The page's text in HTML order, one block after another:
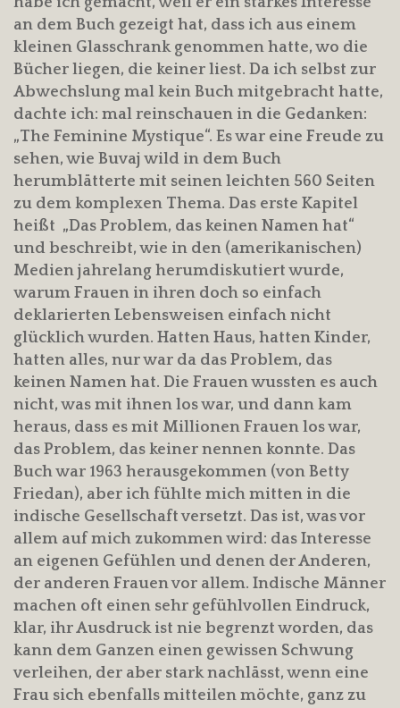
an dem Buch gezeigt hat, dass ich aus einem
kleinen Glasschrank genommen hatte, wo die
Bücher liegen, die keiner liest. Da ich selbst zur
Abwechslung mal kein Buch mitgebracht hatte,
dachte ich: mal reinschauen in die Gedanken:
„The Feminine Mystique“. Es war eine Freude zu
sehen, wie Buvaj wild in dem Buch
herumblätterte mit seinen leichten 560 Seiten
zu dem komplexen Thema. Das erste Kapitel
heißt „Das Problem, das keinen Namen hat“
und beschreibt, wie in den (amerikanischen)
Medien jahrelang herumdiskutiert wurde,
warum Frauen in ihren doch so einfach
deklarierten Lebensweisen einfach nicht
glücklich wurden. Hatten Haus, hatten Kinder,
hatten alles, nur war da das Problem, das
keinen Namen hat. Die Frauen wussten es auch
nicht, was mit ihnen los war, und dann kam
heraus, dass es mit Millionen Frauen los war,
das Problem, das keiner nennen konnte. Das
Buch war 1963 herausgekommen (von Betty
Friedan), aber ich fühlte mich mitten in die
indische Gesellschaft versetzt. Das ist, was vor
allem auf mich zukommen wird: das Interesse
an eigenen Gefühlen und denen der Anderen,
der anderen Frauen vor allem. Indische Männer
machen oft einen sehr gefühlvollen Eindruck,
klar, ihr Ausdruck ist nie begrenzt worden, das
kann dem Ganzen einen gewissen Schwung
verleihen, der aber stark nachlässt, wenn eine
Frau sich ebenfalls mitteilen möchte, ganz zu